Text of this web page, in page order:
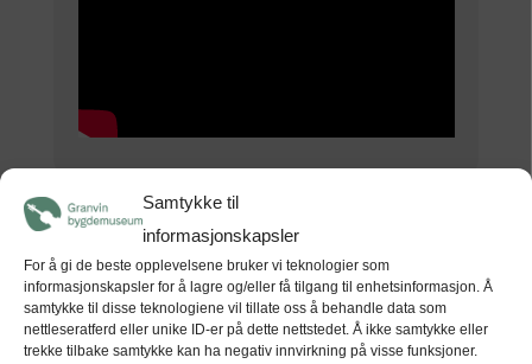
Samtykke til
informasjonskapsler
For å gi de beste opplevelsene bruker vi teknologier som
informasjonskapsler for å lagre og/eller få tilgang til enhetsinformasjon. Å
samtykke til disse teknologiene vil tillate oss å behandle data som
nettleseratferd eller unike ID-er på dette nettstedet. Å ikke samtykke eller
trekke tilbake samtykke kan ha negativ innvirkning på visse funksjoner.
Tid
(Onsdag) 20:00 (GMT+00:00)
STAD